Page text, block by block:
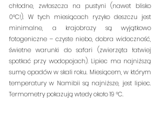
chłodne, zwłaszcza na pustyni (nawet blisko
0°C!). W tych miesiącach ryzyko deszczu jest
minimalne, a krajobrazy są wyjątkowo
fotogeniczne – czyste niebo, dobra widoczność,
świetne warunki do safari (zwierzęta łatwiej
spotkać przy wodopojach). Lipiec ma najniższą
sumę opadów w skali roku. Miesiącem, w którym
temperatury w Namibii są najniższe, jest lipiec.
Termometry pokazują wtedy około 19 °C.